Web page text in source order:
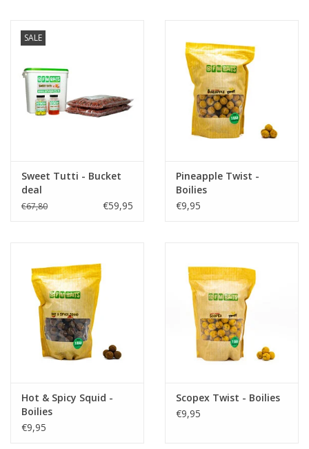
SALE
Sweet Tutti - Bucket
deal
€67,80 €59,95
Pineapple Twist -
Boilies
€9,95
Hot & Spicy Squid -
Boilies
€9,95
Scopex Twist - Boilies
€9,95